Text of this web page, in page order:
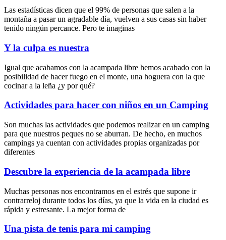
Las estadísticas dicen que el 99% de personas que salen a la
montaña a pasar un agradable día, vuelven a sus casas sin haber
tenido ningún percance. Pero te imaginas
Y la culpa es nuestra
Igual que acabamos con la acampada libre hemos acabado con la
posibilidad de hacer fuego en el monte, una hoguera con la que
cocinar a la leña ¿y por qué?
Actividades para hacer con niños en un Camping
Son muchas las actividades que podemos realizar en un camping
para que nuestros peques no se aburran. De hecho, en muchos
campings ya cuentan con actividades propias organizadas por
diferentes
Descubre la experiencia de la acampada libre
Muchas personas nos encontramos en el estrés que supone ir
contrarreloj durante todos los días, ya que la vida en la ciudad es
rápida y estresante. La mejor forma de
Una pista de tenis para mi camping